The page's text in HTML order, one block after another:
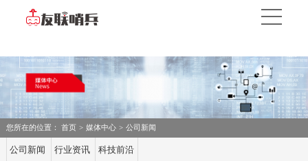
您所在的位置： 首页 > 媒体中心 > 公司新闻
公司新闻 行业资讯 科技前沿